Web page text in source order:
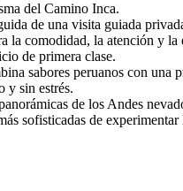
del Camino Inca.
de una visita guiada
la comodidad, la atención y
de primera clase.
sabores peruanos con una
y sin estrés.
de los Andes
sofisticadas de